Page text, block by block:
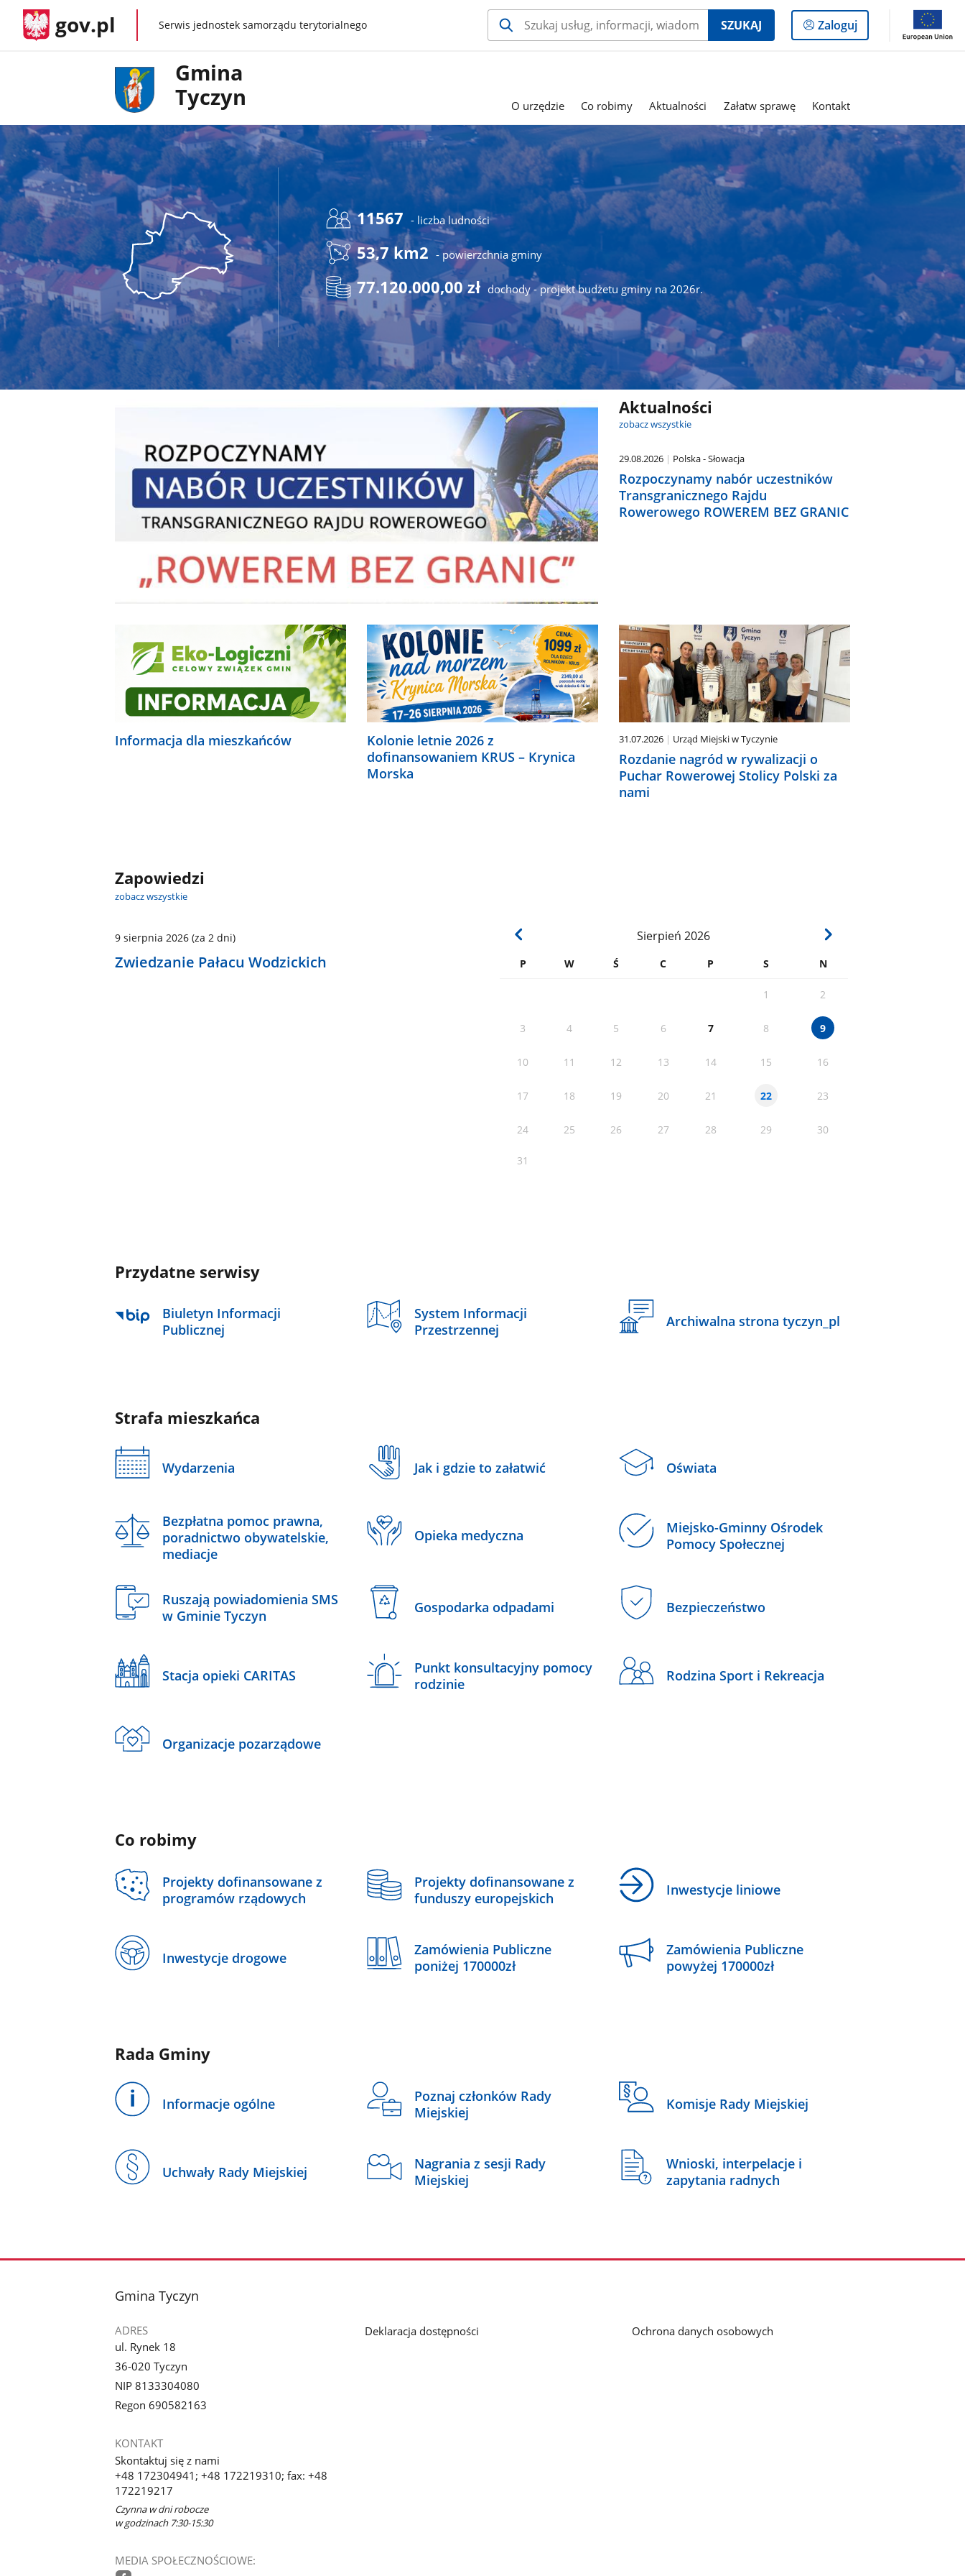
gov.pl gov.plSerwis jednostek samorządu terytorialnego SZUKAJ
Logowanie
do
Zaloguj
Gmina
Tyczyn
O urzędzie Co robimy Aktualności Załatw sprawę Kontakt
11567 - liczba ludności
53,7 km2 - powierzchnia gminy
77.120.000,00 zł dochody - projekt budżetu gminy na 2026r.
Aktualności
zobacz wszystkie
29.08.2026 Polska - Słowacja
Rozpoczynamy nabór uczestników
Transgranicznego Rajdu
Rowerowego ROWEREM BEZ GRANIC
Informacja dla mieszkańców
Kolonie letnie 2026 z
dofinansowaniem KRUS – Krynica
Morska
31.07.2026 Urząd Miejski w Tyczynie
Rozdanie nagród w rywalizacji o
Puchar Rowerowej Stolicy Polski za
nami
Zapowiedzi
zobacz wszystkie
Sierpień 2026
P W Ś C P S N
1 2
3 4 5 6 7 8 9
10 11 12 13 14 15 16
17 18 19 20 21 22 23
24 25 26 27 28 29 30
31
9 sierpnia 2026(za 2 dni)
Zwiedzanie Pałacu Wodzickich
Przydatne serwisy
Biuletyn Informacji
Publicznej
System Informacji
Przestrzennej
Archiwalna strona tyczyn_pl
Strafa mieszkańca
Wydarzenia Jak i gdzie to załatwić Oświata
Bezpłatna pomoc prawna,
poradnictwo obywatelskie,
mediacje
Opieka medyczna
Miejsko-Gminny Ośrodek
Pomocy Społecznej
Ruszają powiadomienia SMS
w Gminie Tyczyn
Gospodarka odpadami Bezpieczeństwo
Stacja opieki CARITAS
Punkt konsultacyjny pomocy
rodzinie
Rodzina Sport i Rekreacja
Organizacje pozarządowe
Co robimy
Projekty dofinansowane z
programów rządowych
Projekty dofinansowane z
funduszy europejskich
Inwestycje liniowe
Inwestycje drogowe
Zamówienia Publiczne
poniżej 170000zł
Zamówienia Publiczne
powyżej 170000zł
Rada Gminy
Informacje ogólne
Poznaj członków Rady
Miejskiej
Komisje Rady Miejskiej
Uchwały Rady Miejskiej
Nagrania z sesji Rady
Miejskiej
Wnioski, interpelacje i
zapytania radnych
stopka
Gmina Tyczyn
ADRES
ul. Rynek 18
36-020 Tyczyn
NIP 8133304080
Regon 690582163
KONTAKT
Skontaktuj się z nami
+48 172304941; +48 172219310; fax: +48
172219217
Czynna w dni robocze
w godzinach 7:30-15:30
MEDIA SPOŁECZNOŚCIOWE:
Deklaracja dostępności Ochrona danych osobowych